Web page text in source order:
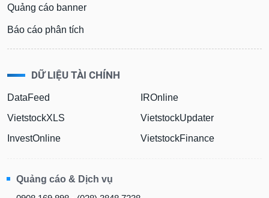
tức
sự
kiện
Tài
lý
trường
Quảng cáo banner
Báo cáo phân tích
DỮ LIỆU TÀI CHÍNH
DataFeed
VietstockXLS
InvestOnline
IROnline
VietstockUpdater
VietstockFinance
Quảng cáo & Dịch vụ
CÔNG
NGHIỆP
TIÊU
KHÔNG
THIẾT